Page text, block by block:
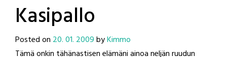
Kasipallo
Posted on 20. 01. 2009byKimmo
Tämä onkin tähänastisen elämäni ainoa neljän ruudun